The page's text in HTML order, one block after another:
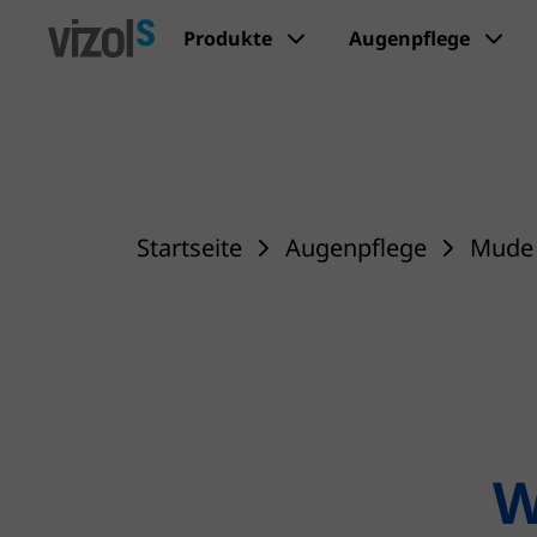
Produkte Augenpflege
Startseite Augenpflege